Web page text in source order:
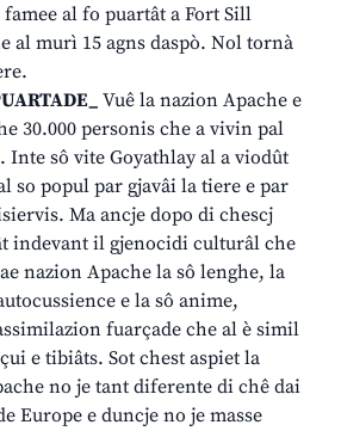
al fo puartât a Fort Sill
al murì 15 agns daspò. Nol tornà
Vuê la nazion Apache e
30.000 personis che a vivin pal
sô vite Goyathlay al a viodût
so popul par gjavâi la tiere e par
Ma ancje dopo di chescj
indevant il gjenocidi culturâl che
nazion Apache la sô lenghe, la
e la sô anime,
fuarçade che al è simil
e tibiâts. Sot chest aspiet la
no je tant diferente di chê dai
Europe e duncje no je masse